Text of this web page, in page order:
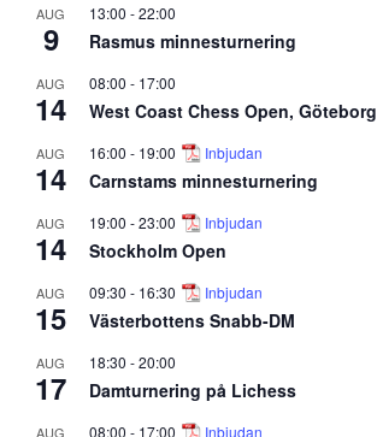
AUG
9
13:00 -22:00
Rasmus minnesturnering
AUG
14
08:00 - 17:00
West Coast Chess Open, Göteborg
AUG
14
16:00 - 19:00 Inbjudan
Carnstams minnesturnering
AUG
14
19:00 -23:00 Inbjudan
Stockholm Open
AUG
15
09:30 - 16:30 Inbjudan
Västerbottens Snabb-DM
AUG
17
18:30 -20:00
Damturnering på Lichess
AUG 08:00 - 17:00 Inbjudan